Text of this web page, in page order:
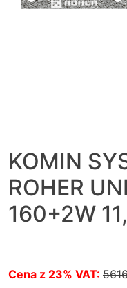
KOMIN
ROHER
160+2W
Cena z 23% VAT: